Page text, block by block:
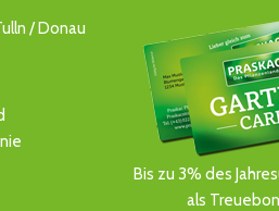
/ Donau
Bis zu 3% des
als